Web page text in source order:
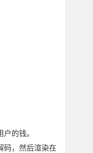
的钱。
码，然后渲染在